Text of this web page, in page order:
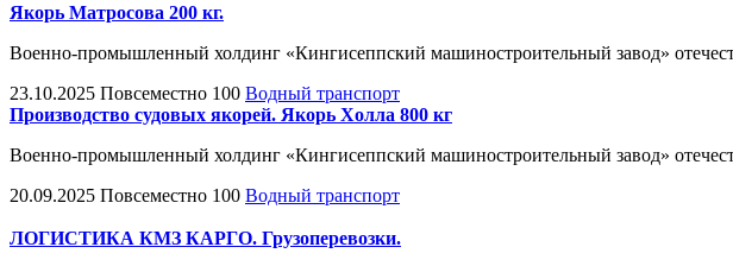
Якорь Матросова 200 кг.
Военно-промышленный холдинг «Кингисеппский машиностроительный завод»
23.10.2025 Повсеместно 100 Водный транспорт
Производство судовых якорей. Якорь Холла 800 кг
Военно-промышленный холдинг «Кингисеппский машиностроительный завод»
20.09.2025 Повсеместно 100 Водный транспорт
ЛОГИСТИКА КМЗ КАРГО. Грузоперевозки.